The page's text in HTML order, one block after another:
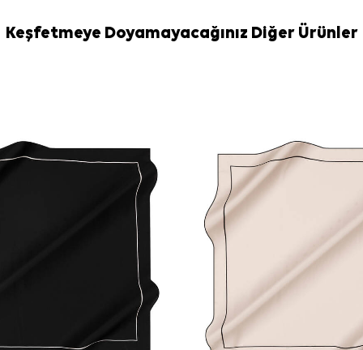
Keşfetmeye Doyamayacağınız Diğer Ürünler